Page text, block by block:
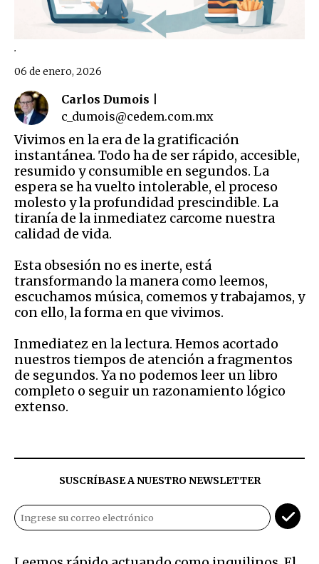
.
Carlos Dumois |
c_dumois@cedem.com.mx
06 de enero, 2026
Vivimos en la era de la gratificación
instantánea. Todo ha de ser rápido, accesible,
resumido y consumible en segundos. La
espera se ha vuelto intolerable, el proceso
molesto y la profundidad prescindible. La
tiranía de la inmediatez carcome nuestra
calidad de vida.
Esta obsesión no es inerte, está
transformando la manera como leemos,
escuchamos música, comemos y trabajamos, y
con ello, la forma en que vivimos.
Inmediatez en la lectura. Hemos acortado
nuestros tiempos de atención a fragmentos
de segundos. Ya no podemos leer un libro
completo o seguir un razonamiento lógico
extenso.
SUSCRÍBASE A NUESTRO NEWSLETTER